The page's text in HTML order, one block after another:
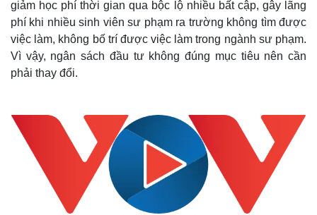
giảm học phí thời gian qua bộc lộ nhiều bất cập, gây lãng
phí khi nhiều sinh viên sư phạm ra trường không tìm được
việc làm, không bố trí được việc làm trong ngành sư phạm.
Vì vậy, ngân sách đầu tư không đúng mục tiêu nên cần
phải thay đổi.